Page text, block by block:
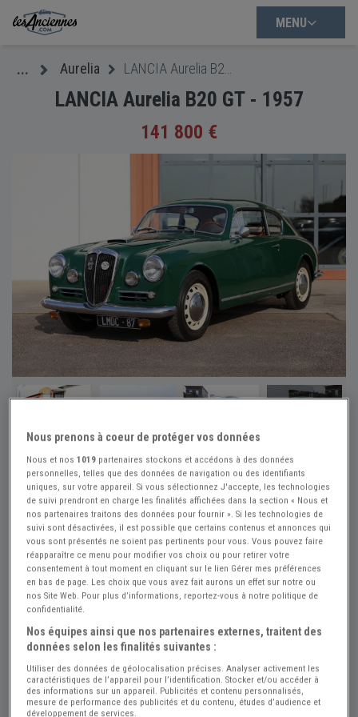
MENU
... Aurelia
LANCIA Aurelia B20 GT - 1957
141 800 €
Réf : A813318 Actualisée le : 27/07/2026
LANCIA Aurelia B20 GT - 1957
Créer une alerte LANCIA Aurelia
141 800 €
LA MAISON DU CYLINDRE PRO
Haute Vienne (87) - SAINT-JUNIEN (87200)
Voir sur la carte
Voir le téléphone
Nous prenons à coeur de protéger vos données
Nous et nos1019 partenaires stockons et accédons à des données
personnelles, telles que des données de navigation ou des identifiants
uniques, sur votre appareil. Si vous sélectionnez J'accepte, les technologies
de suivi prendront en charge les finalités affichées dans la section « Nous et
nos partenaires traitons des données pour fournir ». Si les technologies de
suivi sont désactivées, il est possible que certains contenus et annonces qui
vous sont présentés ne soient pas pertinents pour vous. Vous pouvez faire
réapparaître ce menu pour modifier vos choix ou pour retirer votre
consentement à tout moment en cliquant sur le lien Gérer mes préférences
en bas de page. Les choix que vous avez fait aurons un effet sur notre ou
nos Site Web. Pour plus d’informations, reportez-vous à notre politique de
confidentialité.
Nos équipes ainsi que nos partenaires externes, traitent des
données selon les finalités suivantes :
Utiliser des données de géolocalisation précises. Analyser activement les
caractéristiques de l’appareil pour l’identification. Stocker et/ou accéder à
des informations sur un appareil. Publicités et contenu personnalisés,
mesure de performance des publicités et du contenu, études d’audience et
développement de services.